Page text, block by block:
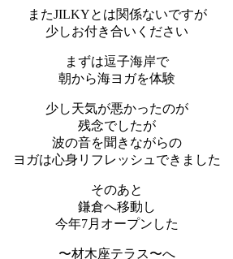
またJILKYとは関係ないですが
少しお付き合いください
まずは逗子海岸で
朝から海ヨガを体験
少し天気が悪かったのが
残念でしたが
波の音を聞きながらの
ヨガは心身リフレッシュできました
そのあと
鎌倉へ移動し
今年7月オープンした
〜材木座テラス〜へ